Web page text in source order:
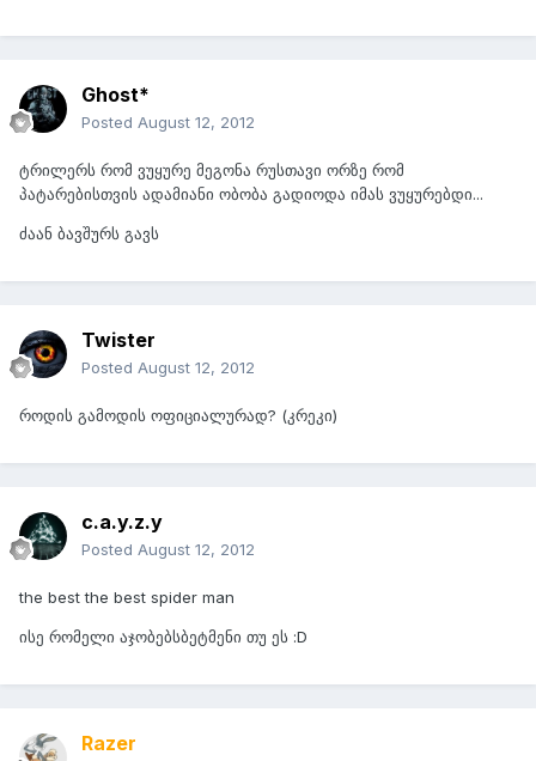
Ghost*
Posted August 12, 2012
ტრილერს რომ ვუყურე მეგონა რუსთავი ორზე რომ
პატარებისთვის ადამიანი ობობა გადიოდა იმას ვუყურებდი...
ძაან ბავშურს გავს
Twister
Posted August 12, 2012
როდის გამოდის ოფიციალურად? (კრეკი)
c.a.y.z.y
Posted August 12, 2012
the best the best spider man
ისე რომელი აჯობებსბეტმენი თუ ეს :D
Razer